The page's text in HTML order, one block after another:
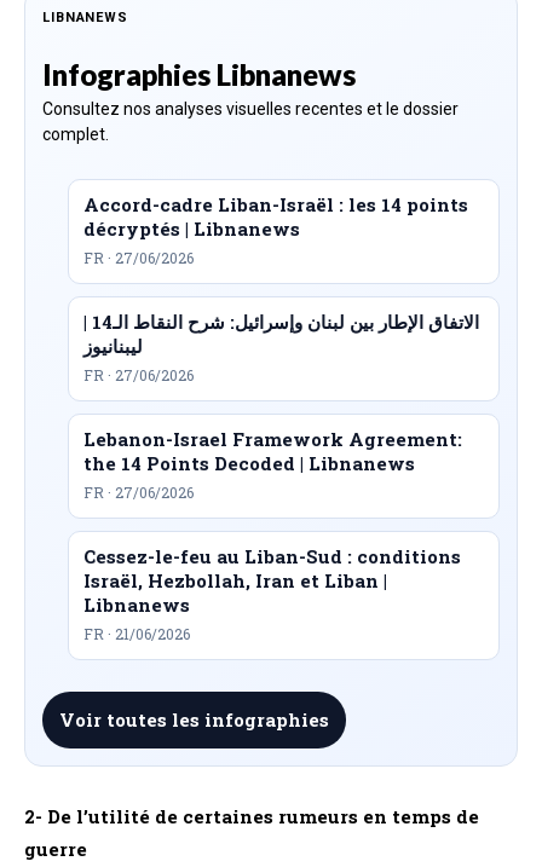
LIBNANEWS
Infographies Libnanews
Consultez nos analyses visuelles recentes et le dossier
complet.
Accord-cadre Liban-Israël : les 14 points
décryptés | Libnanews
FR · 27/06/2026
الاتفاق الإطار بين لبنان وإسرائيل: شرح النقاط الـ14 |
ليبنانيوز
FR · 27/06/2026
Lebanon-Israel Framework Agreement:
the 14 Points Decoded | Libnanews
FR · 27/06/2026
Cessez-le-feu au Liban-Sud : conditions
Israël, Hezbollah, Iran et Liban |
Libnanews
FR · 21/06/2026
Voir toutes les infographies
2- De l’utilité de certaines rumeurs en temps de
guerre